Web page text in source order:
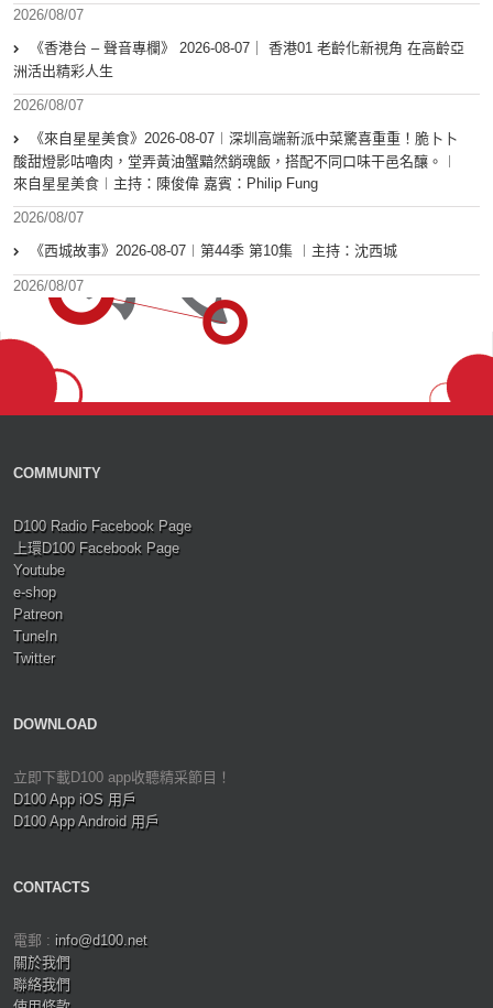
2026/08/07
《香港台 – 聲音專欄》 2026-08-07｜ 香港01 老齡化新視角 在高齡亞
洲活出精彩人生
2026/08/07
《來自星星美食》2026-08-07︱深圳高端新派中菜驚喜重重！脆卜卜
酸甜燈影咕嚕肉，堂弄黃油蟹黯然銷魂飯，搭配不同口味干邑名釀。︱
來自星星美食︱主持：陳俊偉 嘉賓：Philip Fung
2026/08/07
《西城故事》2026-08-07︱第44季 第10集 ︱主持：沈西城
2026/08/07
COMMUNITY
D100 Radio Facebook Page
上環D100 Facebook Page
Youtube
e-shop
Patreon
TuneIn
Twitter
DOWNLOAD
立即下載D100 app收聽精采節目！
D100 App iOS 用戶
D100 App Android 用戶
CONTACTS
電郵 : info@d100.net
關於我們
聯絡我們